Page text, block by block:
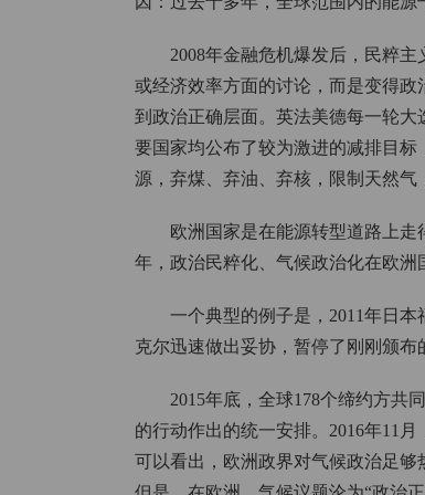
2008年金融危机爆发后，民粹
或经济效率方面的讨论，而是变得
到政治正确层面。英法美德每一轮
要国家均公布了较为激进的减排目
源，弃煤、弃油、弃核，限制天然气
欧洲国家是在能源转型道路上
年，政治民粹化、气候政治化在欧洲
一个典型的例子是，2011年日
克尔迅速做出妥协，暂停了刚刚颁布
2015年底，全球178个缔约方共
的行动作出的统一安排。2016年11
可以看出，欧洲政界对气候政治足够